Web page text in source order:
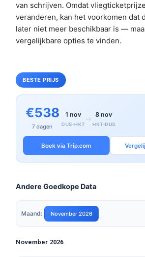
van schrijven. Omdat
veranderen, kan het voorkomen dat
later niet meer beschikbaar is —
vergelijkbare opties te vinden.
BESTE PRIJS
€538
7 dagen
1 nov
DUS-HKT
→ 8 nov
HKT-DUS
Boek via Trip.com
Andere Goedkope Data
Maand: November 2026
November 2026